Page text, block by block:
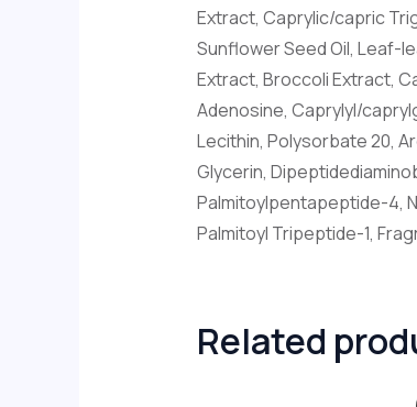
Extract, Caprylic/capric
Sunflower Seed Oil, Leaf-
Extract, Broccoli Extract,
Adenosine, Caprylyl/
Lecithin, Polysorbate 20,
Glycerin,
Palmitoylpentapeptide-4,
Palmitoyl Tripeptide-1,
Related